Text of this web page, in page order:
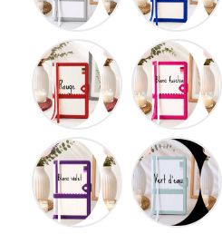
Blanc
rouge
Blanc
lilas